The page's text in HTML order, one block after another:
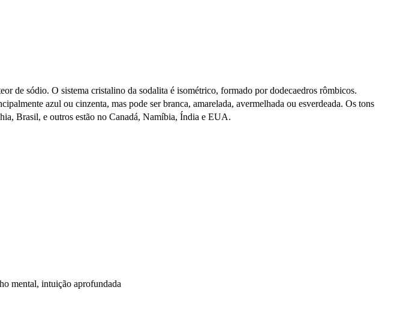
de sódio. O sistema cristalino da sodalita é isométrico, formado por dodecaedros rômbicos.
azul ou cinzenta, mas pode ser branca, amarelada, avermelhada ou esverdeada. Os tons
Brasil, e outros estão no Canadá, Namíbia, Índia e EUA.
mental, intuição aprofundada